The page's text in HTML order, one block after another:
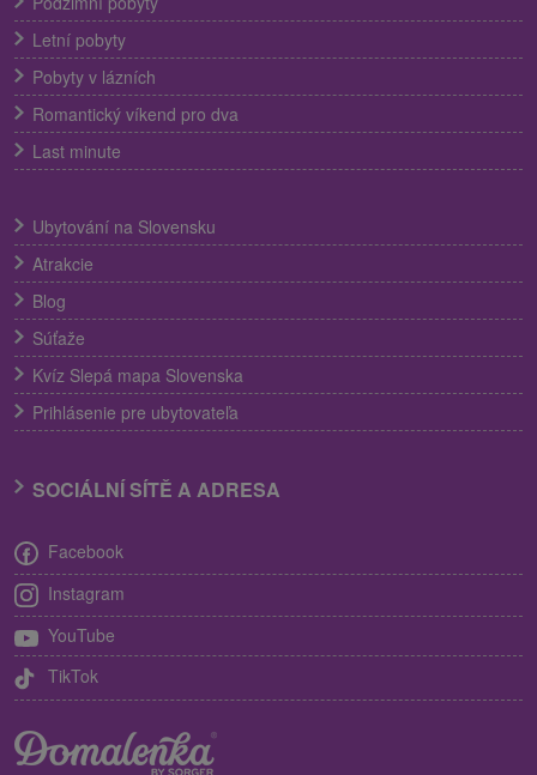
Letní pobyty
Pobyty v lázních
Romantický víkend pro dva
Last minute
Ubytování na Slovensku
Atrakcie
Blog
Súťaže
Kvíz Slepá mapa Slovenska
Prihlásenie pre ubytovateľa
SOCIÁLNÍ SÍTĚ A ADRESA
Facebook
Instagram
YouTube
TikTok